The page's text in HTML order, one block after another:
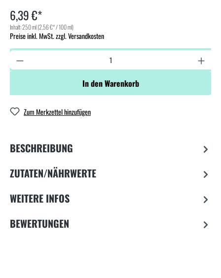
6,39 €*
Inhalt:250 ml(2,56 €* / 100 ml)
Preise inkl. MwSt. zzgl. Versandkosten
In den Warenkorb
Zum Merkzettel hinzufügen
BESCHREIBUNG
ZUTATEN/NÄHRWERTE
WEITERE INFOS
BEWERTUNGEN